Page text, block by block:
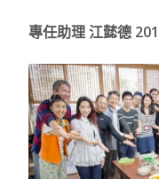
專任助理 江懿德